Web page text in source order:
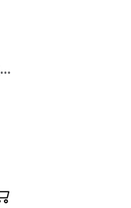
Bio Phyto Ultimate Defense Day Cream SPF 20